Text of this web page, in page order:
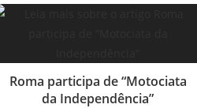
Roma participa de “Motociata
da Independência”